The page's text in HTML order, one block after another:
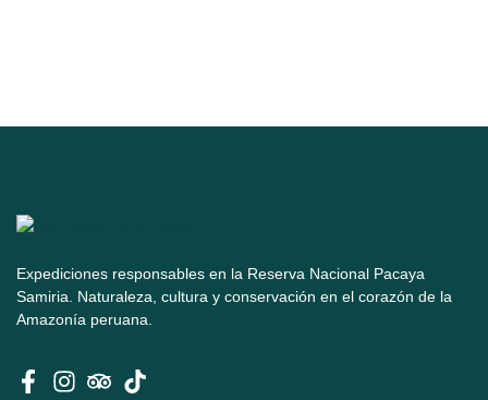
Expediciones responsables en la Reserva Nacional Pacaya
Samiria. Naturaleza, cultura y conservación en el corazón de la
Amazonía peruana.